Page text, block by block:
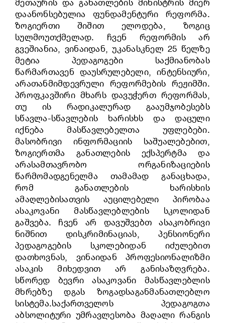
მეთაურის და განათლების მინისტრის მიერ
დაანონსებულია ფუნდამენტური რეფორმა.
ზოგიერთი შიშით ელოდება, ზოგიც
სულმოუთქმელად. ჩვენ რეფორმის არ
გვეშიანია, ვინაიდან, უკანასკნელ 25 წელზე
მეტია პედაგოგები საქმიანობას
წარმართავენ დაუსრულებელი, ინტენსიური,
არათანმიმდევრული რეფორმების რეჟიმში.
პროფკავშირი მხარს დავუჭერთ რეფორმას,
თუ ის რადიკალურად გააუმჯობესებს
სწავლა-სწავლების ხარისხს და დაცული
იქნება მასწავლებელთა უფლებები.
მასობრივი ინფორმაციის საშუალებებით,
ზოგიერთმა განათლების ექსპერტმა და
არასამთავრობო ორგანიზაციების
წარმომადგენელმა თამამად განაცხადა,
რომ განათლების ხარისხის
ამაღლებისათვის აუცილებელი პირობაა
ასაკოვანი მასწავლებლების სკოლიდან
გაშვება. ჩვენ არ დავუშვებთ ასაკობრივი
ნიშნით დისკრიმინაციას, პენსიონერი
პედაგოგების სკოლებიდან იძულებით
დათხოვნას, ვინაიდან პროფესიონალიზმი
ასაკის მიხედვით არ განისაზღვრება.
სწორედ ბევრი ასაკოვანი მასწავლებლის
მხრებზე დგას ზოგადსაგანმანათლებლო
სისტემა.საქართველოს პედაგოგთა
აბსოლიტური უმრავლესობა მაღალი რანგის